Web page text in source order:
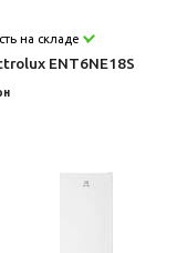
на складе
ENT6NE18S